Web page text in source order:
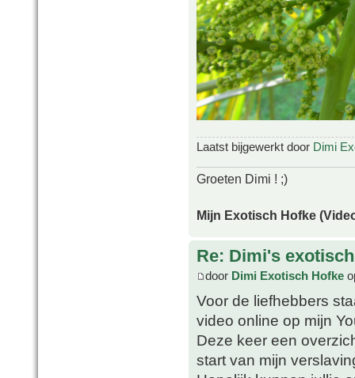
Laatst bijgewerkt door Dimi
Groeten Dimi ! ;)
Mijn Exotisch Hofke
Re: Dimi's
door Dimi Exotisch Hofke
Voor de liefhebbers
video online op mijn
Deze keer een
start van mijn